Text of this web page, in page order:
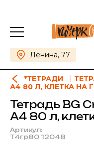
Ленина, 77
*ТЕТРАДИ
А4 80 Л, КЛЕТКА НА
Тетрадь BG
А4 80 л,
Артикул:
Т4гр80 12048